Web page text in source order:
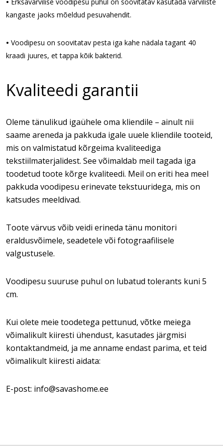
kangaste jaoks mõeldud pesuvahendit.
• Voodipesu on soovitatav pesta iga kahe nädala tagant 40
kraadi juures, et tappa kõik bakterid.
Kvaliteedi garantii
Oleme tänulikud igaühele oma kliendile – ainult nii
saame areneda ja pakkuda igale uuele kliendile tooteid,
mis on valmistatud kõrgeima kvaliteediga
tekstiilmaterjalidest. See võimaldab meil tagada iga
toodetud toote kõrge kvaliteedi. Meil on eriti hea meel
pakkuda voodipesu erinevate tekstuuridega, mis on
katsudes meeldivad.
Toote värvus võib veidi erineda tänu monitori
eraldusvõimele, seadetele või fotograafilisele
valgustusele.
Voodipesu suuruse puhul on lubatud tolerants kuni 5
cm.
Kui olete meie toodetega pettunud, võtke meiega
võimalikult kiiresti ühendust, kasutades järgmisi
kontaktandmeid, ja me anname endast parima, et teid
võimalikult kiiresti aidata:
E-post: info@savashome.ee